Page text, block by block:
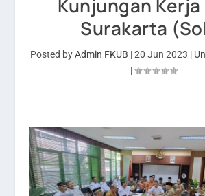
Kunjungan Kerja
Surakarta
Posted byAdmin FKUB |20 Jun 2023 |
|